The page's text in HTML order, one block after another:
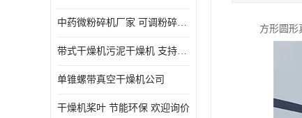
中药微粉碎机厂家 可调粉碎粒度
带式干燥机污泥干燥机 支持定制 价格优惠
单锥螺带真空干燥机公司
干燥机桨叶 节能环保 欢迎询价
方形圆形